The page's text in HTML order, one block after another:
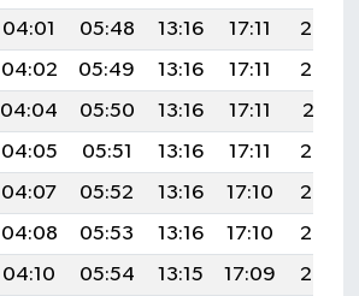
04:01 05:48 13:16 17:11
20:33
04:02 05:49 13:16 17:11
20:32
04:04 05:50 13:16 17:11
20:31
04:05 05:51 13:16 17:11
20:30
04:07 05:52 13:16 17:10
20:29
04:08 05:53 13:16 17:10
20:28
04:10 05:54 13:15 17:09
20:27